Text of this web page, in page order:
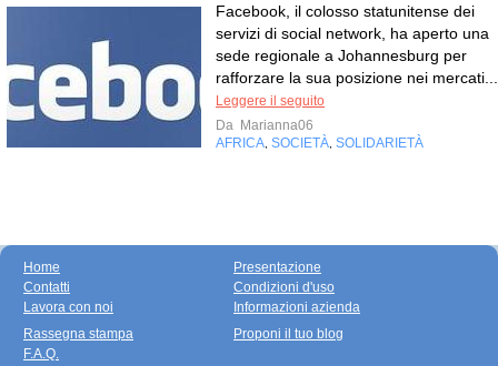
Facebook, il colosso statunitense dei
servizi di social network, ha aperto una
sede regionale a Johannesburg per
rafforzare la sua posizione nei mercati...
Leggere il seguito
Da Marianna06
AFRICA SOCIETÀ SOLIDARIETÀ
Home
Contatti
Lavora con noi
Presentazione
Condizioni d'uso
Informazioni azienda
Rassegna stampa
F.A.Q.
Proponi il tuo blog